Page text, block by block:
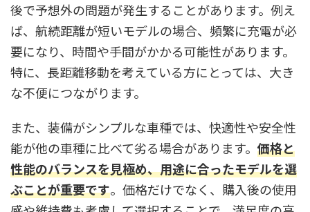
後で予想外の問題が発生することがあります。例え
ば、航続距離が短いモデルの場合、頻繁に充電が必
要になり、時間や手間がかかる可能性があります。
特に、長距離移動を考えている方にとっては、大き
な不便につながります。
また、装備がシンプルな車種では、快適性や安全性
能が他の車種に比べて劣る場合があります。 価格と
性能のバランスを見極め、用途に合ったモデルを選
ぶことが重要です。価格だけでなく、購入後の使用